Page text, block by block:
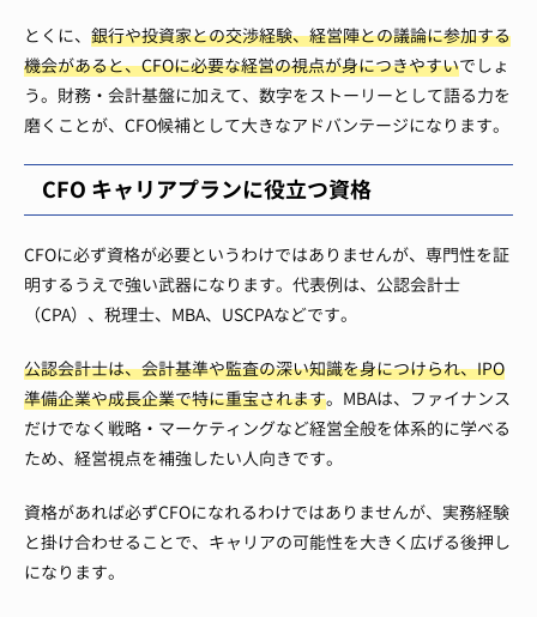
とくに、 銀行や投資家との交渉経験、経営陣との議論に参加する
機会があると、CFOに必要な経営の視点が身につきやすいでしょ
う。財務・会計基盤に加えて、数字をストーリーとして語る力を
磨くことが、CFO候補として大きなアドバンテージになります。
CFO キャリアプランに役立つ資格
CFOに必ず資格が必要というわけではありませんが、専門性を証
明するうえで強い武器になります。代表例は、公認会計士
（CPA）、税理士、MBA、USCPAなどです。
公認会計士は、会計基準や監査の深い知識を身につけられ、IPO
準備企業や成長企業で特に重宝されます。MBAは、ファイナンス
だけでなく戦略・マーケティングなど経営全般を体系的に学べる
ため、経営視点を補強したい人向きです。
資格があれば必ずCFOになれるわけではありませんが、実務経験
と掛け合わせることで、キャリアの可能性を大きく広げる後押し
になります。